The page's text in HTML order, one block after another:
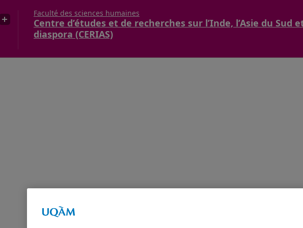
Faculté des sciences humaines
Centre d’études et de recherches sur l’Inde, l’Asie du Sud
diaspora (CERIAS)